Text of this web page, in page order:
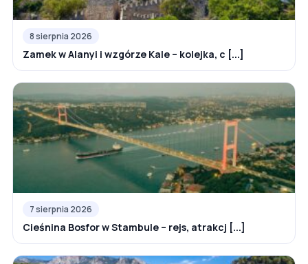
8 sierpnia 2026
Zamek w Alanyi i wzgórze Kale – kolejka, c [...]
7 sierpnia 2026
Cieśnina Bosfor w Stambule – rejs, atrakcj [...]